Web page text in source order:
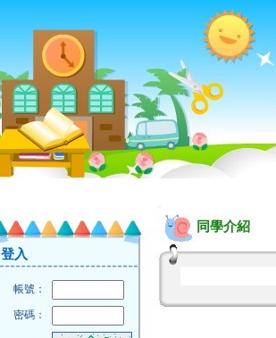
登入
帳號：
密碼：
:::
同學介紹